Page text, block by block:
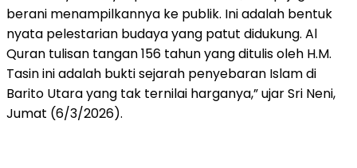
berani menampilkannya ke publik. Ini adalah bentuk
nyata pelestarian budaya yang patut didukung. Al
Quran tulisan tangan 156 tahun yang ditulis oleh H.M.
Tasin ini adalah bukti sejarah penyebaran Islam di
Barito Utara yang tak ternilai harganya,” ujar Sri Neni,
Jumat (6/3/2026).